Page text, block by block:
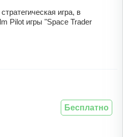
игра, в
Pilot игры "Space Trader
Бесплатно